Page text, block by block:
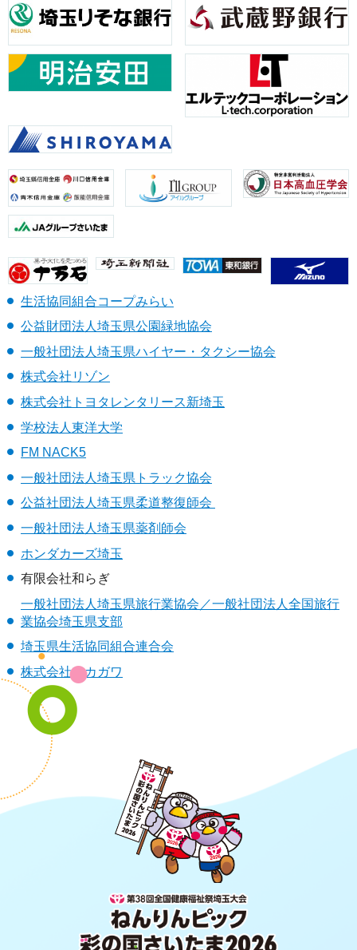
生活協同組合コープみらい
公益財団法人埼玉県公園緑地協会
一般社団法人埼玉県ハイヤー・タクシー協会
株式会社リゾン
株式会社トヨタレンタリース新埼玉
学校法人東洋大学
FM NACK5
一般社団法人埼玉県トラック協会
公益社団法人埼玉県柔道整復師会
一般社団法人埼玉県薬剤師会
ホンダカーズ埼玉
有限会社和らぎ
一般社団法人埼玉県旅行業協会／一般社団法人全国旅行
業協会埼玉県支部
埼玉県生活協同組合連合会
株式会社フカガワ
第38回全国健康福祉祭埼玉大会 ね
んりんピック 彩の国さいたま2026
咲き誇れ！長寿と笑顔 彩の国